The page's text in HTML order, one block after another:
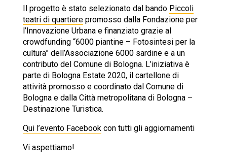
Il progetto è stato selezionato dal bando Piccoli
teatri di quartierepromosso dalla Fondazione per
l’Innovazione Urbana e finanziato grazie al
crowdfunding “6000 piantine – Fotosintesi per la
cultura” dell’Associazione 6000 sardine e a un
contributo del Comune di Bologna. L’iniziativa è
parte di Bologna Estate 2020, il cartellone di
attività promosso e coordinato dal Comune di
Bologna e dalla Città metropolitana di Bologna –
Destinazione Turistica.
Qui l’evento Facebookcon tutti gli aggiornamenti
Vi aspettiamo!